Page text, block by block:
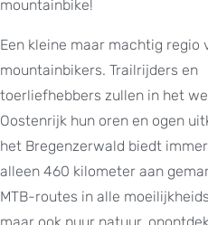
mountainbike!
Een kleine maar machtig regio
mountainbikers. Trailrijders en
toerliefhebbers zullen in het
Oostenrijk hun oren en ogen
het Bregenzerwald biedt
alleen 460 kilometer aan
MTB-routes in alle
maar ook puur natuur,